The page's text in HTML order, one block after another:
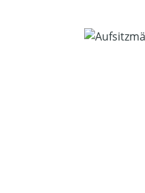
Bildergalerie überspringen